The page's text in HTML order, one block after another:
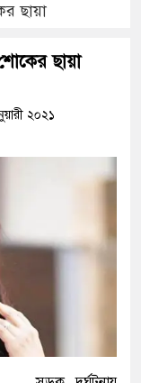
থানার অভিযানে
গ্রেফতার
জাল নোটসহ
সময় বেনজীরের
গণতন্ত্রের মূর্তমান
ছায়া
ছায়া
২০২১